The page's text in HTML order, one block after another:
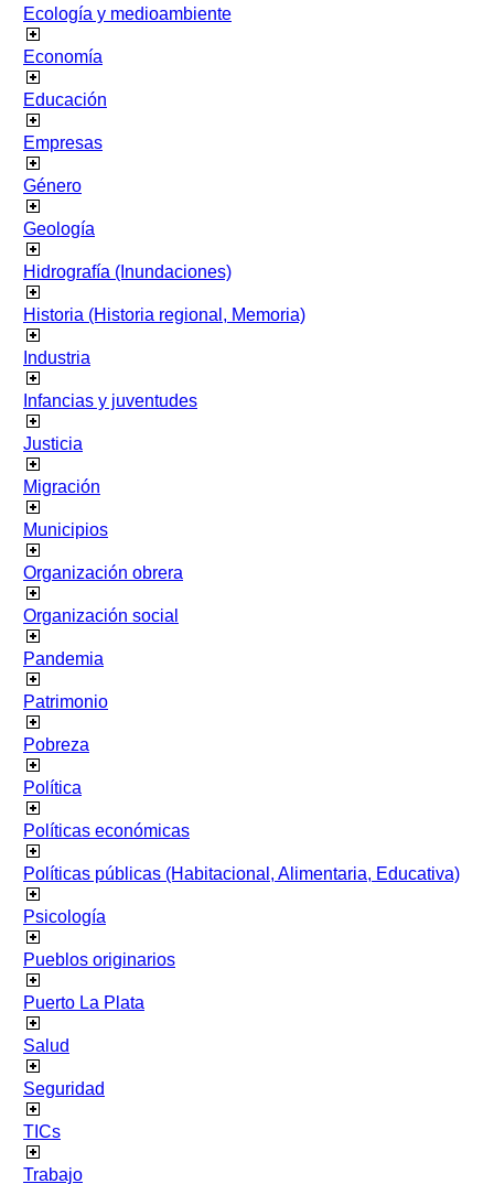
Ecología y medioambiente
Economía
Educación
Empresas
Género
Geología
Hidrografía (Inundaciones)
Historia (Historia regional, Memoria)
Industria
Infancias y juventudes
Justicia
Migración
Municipios
Organización obrera
Organización social
Pandemia
Patrimonio
Pobreza
Política
Políticas económicas
Políticas públicas (Habitacional, Alimentaria, Educativa)
Psicología
Pueblos originarios
Puerto La Plata
Salud
Seguridad
TICs
Trabajo